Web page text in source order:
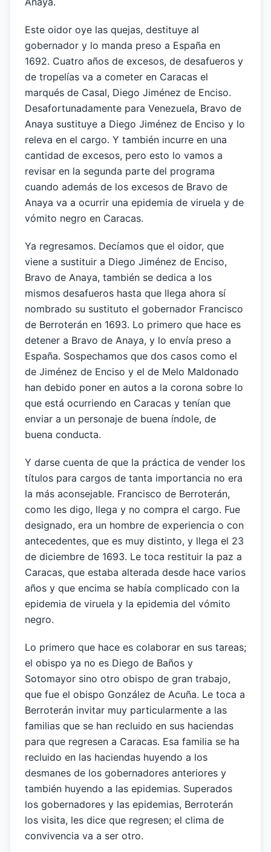
Este oidor oye las quejas, destituye al
gobernador y lo manda preso a España en
1692. Cuatro años de excesos, de desafueros y
de tropelías va a cometer en Caracas el
marqués de Casal, Diego Jiménez de Enciso.
Desafortunadamente para Venezuela, Bravo de
Anaya sustituye a Diego Jiménez de Enciso y lo
releva en el cargo. Y también incurre en una
cantidad de excesos, pero esto lo vamos a
revisar en la segunda parte del programa
cuando además de los excesos de Bravo de
Anaya va a ocurrir una epidemia de viruela y de
vómito negro en Caracas.
Ya regresamos. Decíamos que el oidor, que
viene a sustituir a Diego Jiménez de Enciso,
Bravo de Anaya, también se dedica a los
mismos desafueros hasta que llega ahora sí
nombrado su sustituto el gobernador Francisco
de Berroterán en 1693. Lo primero que hace es
detener a Bravo de Anaya, y lo envía preso a
España. Sospechamos que dos casos como el
de Jiménez de Enciso y el de Melo Maldonado
han debido poner en autos a la corona sobre lo
que está ocurriendo en Caracas y tenían que
enviar a un personaje de buena índole, de
buena conducta.
Y darse cuenta de que la práctica de vender los
títulos para cargos de tanta importancia no era
la más aconsejable. Francisco de Berroterán,
como les digo, llega y no compra el cargo. Fue
designado, era un hombre de experiencia o con
antecedentes, que es muy distinto, y llega el 23
de diciembre de 1693. Le toca restituir la paz a
Caracas, que estaba alterada desde hace varios
años y que encima se había complicado con la
epidemia de viruela y la epidemia del vómito
negro.
Lo primero que hace es colaborar en sus tareas;
el obispo ya no es Diego de Baños y
Sotomayor sino otro obispo de gran trabajo,
que fue el obispo González de Acuña. Le toca a
Berroterán invitar muy particularmente a las
familias que se han recluido en sus haciendas
para que regresen a Caracas. Esa familia se ha
recluido en las haciendas huyendo a los
desmanes de los gobernadores anteriores y
también huyendo a las epidemias. Superados
los gobernadores y las epidemias, Berroterán
los visita, les dice que regresen; el clima de
convivencia va a ser otro.